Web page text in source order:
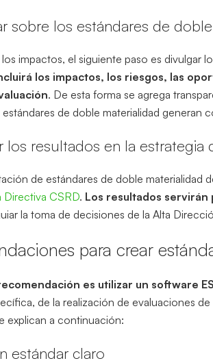
sobre los estándares de
impactos, el siguiente paso es divulgar
los impactos, los riesgos, las
. De esta forma se agrega
de doble materialidad generan
los resultados en la estrategia
de estándares de doble materialidad
Directiva CSRD. Los resultados
la toma de decisiones de la Alta
para crear
es utilizar un software
de la realización de evaluaciones
explican a continuación:
estándar claro